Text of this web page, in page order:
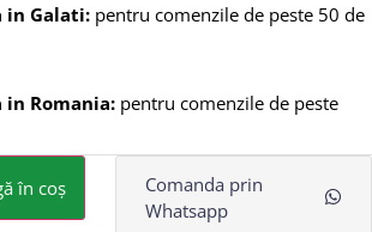
in Galati: pentru comenzile de peste 50 de
Romania: pentru comenzile de peste
în coș
Comanda prin
Whatsapp